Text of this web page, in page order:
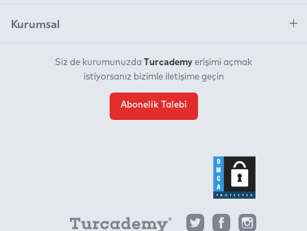
Kurumsal
Siz de kurumunuzda Turcademy erişimi açmak
istiyorsanız bizimle iletişime geçin
Abonelik Talebi